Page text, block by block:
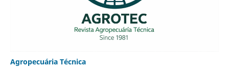
Agropecuária Técnica